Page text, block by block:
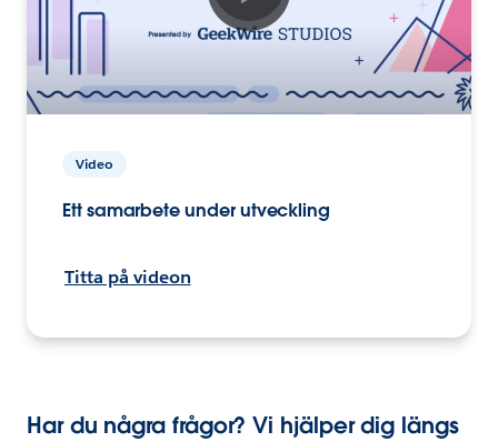
Video
Ett samarbete under utveckling
Titta på videon
Har du några frågor? Vi hjälper dig längs